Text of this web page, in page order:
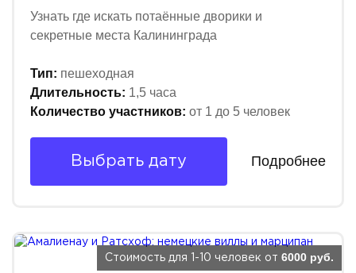
Узнать где искать потаённые дворики и
секретные места Калининграда
Тип: пешеходная
Длительность: 1,5 часа
Количество участников: от 1 до 5 человек
Выбрать дату Подробнее
Стоимость для 1-10 человек от 6000 руб.